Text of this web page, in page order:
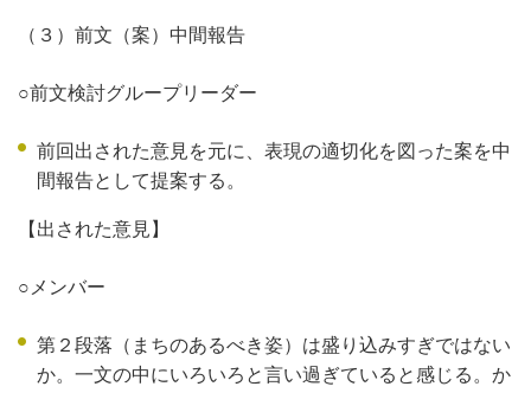
（３）前文（案）中間報告
○前文検討グループリーダー
前回出された意見を元に、表現の適切化を図った案を中
間報告として提案する。
【出された意見】
○メンバー
第２段落（まちのあるべき姿）は盛り込みすぎではない
か。一文の中にいろいろと言い過ぎていると感じる。か